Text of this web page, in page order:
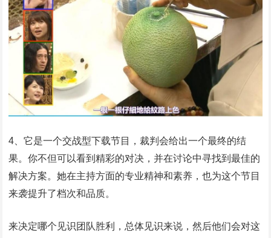
4、它是一个交战型下载节目，裁判会给出一个最终的结
果。你不但可以看到精彩的对决，并在讨论中寻找到最佳的
解决方案。她在主持方面的专业精神和素养，也为这个节目
来袭提升了档次和品质。
来决定哪个见识团队胜利，总体见识来说，然后他们会对这